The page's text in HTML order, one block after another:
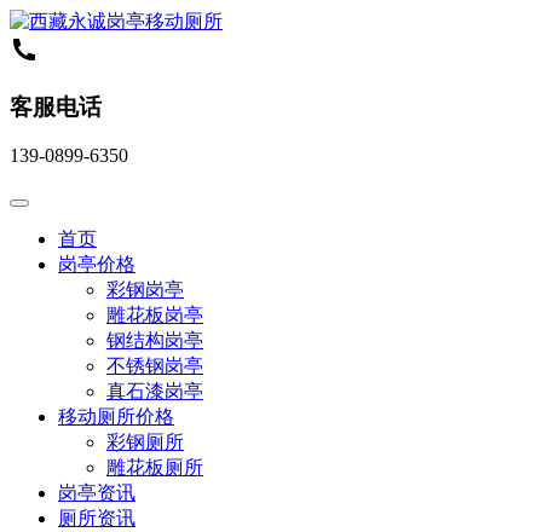
客服电话
139-0899-6350
首页
岗亭价格
彩钢岗亭
雕花板岗亭
钢结构岗亭
不锈钢岗亭
真石漆岗亭
移动厕所价格
彩钢厕所
雕花板厕所
岗亭资讯
厕所资讯